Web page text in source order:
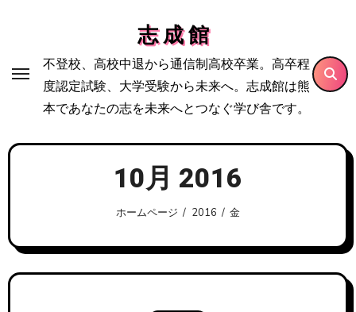
プ
志 成 館
不登校、高校中退から通信制高校卒業。高卒程
度認定試験、大学受験から未来へ。志成館は熊
本であなたの志を未来へとつなぐ学び舎です。
10月 2016
ホームページ 2016 金